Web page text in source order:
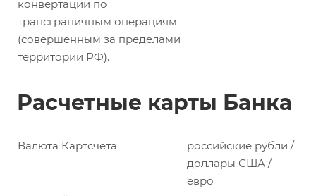
конвертации по
трансграничным операциям
(совершенным за пределами
территории РФ).
Расчетные карты Банка
Валюта Картсчета
российские рубли /
доллары США /
евро